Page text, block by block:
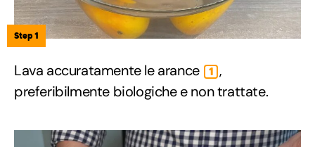
Step 1
Lava accuratamente le arance 1 ,
preferibilmente biologiche e non trattate.